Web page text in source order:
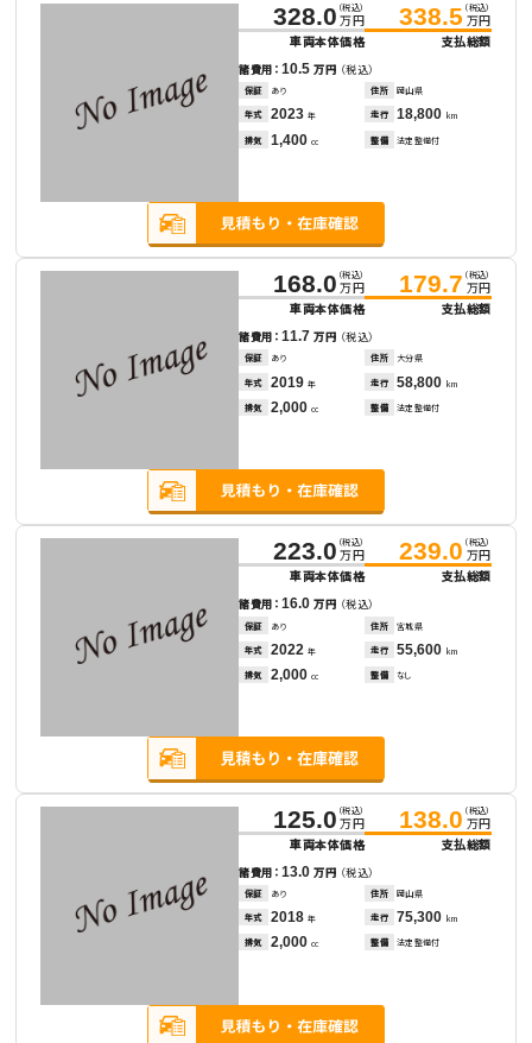
328.0 （税込）
万円
車両本体価格
338.5 （税込）
万円
支払総額
諸費用：10.5万円 （税込）
保証 あり 住所 岡山県
年式 2023 年 走行 18,800 km
排気 1,400 cc 整備 法定整備付
168.0 （税込）
万円
車両本体価格
179.7 （税込）
万円
支払総額
諸費用：11.7万円 （税込）
保証 あり 住所 大分県
年式 2019 年 走行 58,800 km
排気 2,000 cc 整備 法定整備付
223.0 （税込）
万円
車両本体価格
239.0 （税込）
万円
支払総額
諸費用：16.0万円 （税込）
保証 あり 住所 宮城県
年式 2022 年 走行 55,600 km
排気 2,000 cc 整備 なし
125.0 （税込）
万円
車両本体価格
138.0 （税込）
万円
支払総額
諸費用：13.0万円 （税込）
保証 あり 住所 岡山県
年式 2018 年 走行 75,300 km
排気 2,000 cc 整備 法定整備付